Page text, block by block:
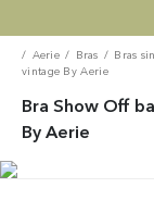
Aerie Bras Bras
vintage By Aerie
Bra Show Off
By Aerie